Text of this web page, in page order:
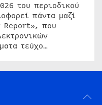
του περιοδικού
πάντα μαζί
Report», που
τεύχο…